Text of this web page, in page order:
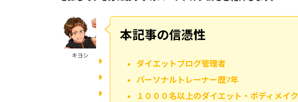
キヨシ
本記事の信憑性
ダイエットブログ管理者
パーソナルトレーナー歴7年
１０００名以上のダイエット・ボディメイ